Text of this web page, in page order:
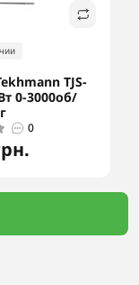
TJS-
0-3000об/
0